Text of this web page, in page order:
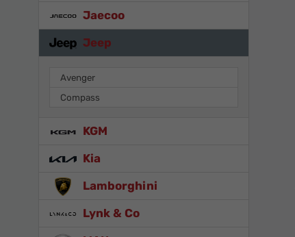
Jaecoo
Jeep
Avenger
Compass
KGM
Kia
Lamborghini
Lynk & Co